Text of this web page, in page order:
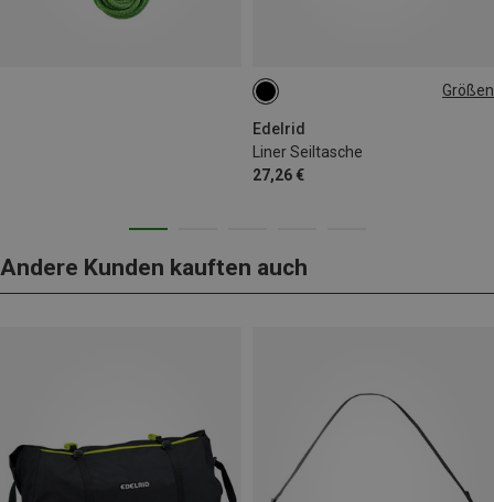
Größen
Edelrid
Liner Seiltasche
27,26 €
ONE SIZE
Andere Kunden kauften auch